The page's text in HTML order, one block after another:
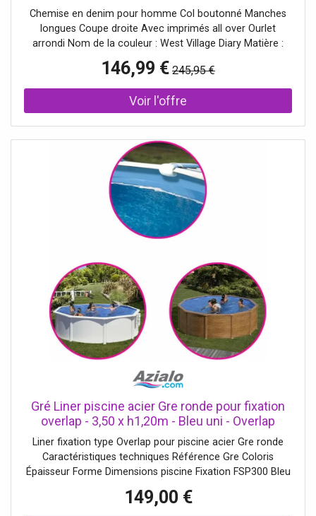
Chemise en denim pour homme Col boutonné Manches
longues Coupe droite Avec imprimés all over Ourlet
arrondi Nom de la couleur : West Village Diary Matière :
100 % coton
146,99 € 245,95 €
Gré Liner piscine acier Gre ronde pour fixation
overlap - 3,50 x h1,20m - Bleu uni - Overlap
Liner fixation type Overlap pour piscine acier Gre ronde
Caractéristiques techniques Référence Gre Coloris
Épaisseur Forme Dimensions piscine Fixation FSP300 Bleu
20/100e Ronde 3,50 x h0,90m Overlap FSP400 Bleu uni
149,00 €